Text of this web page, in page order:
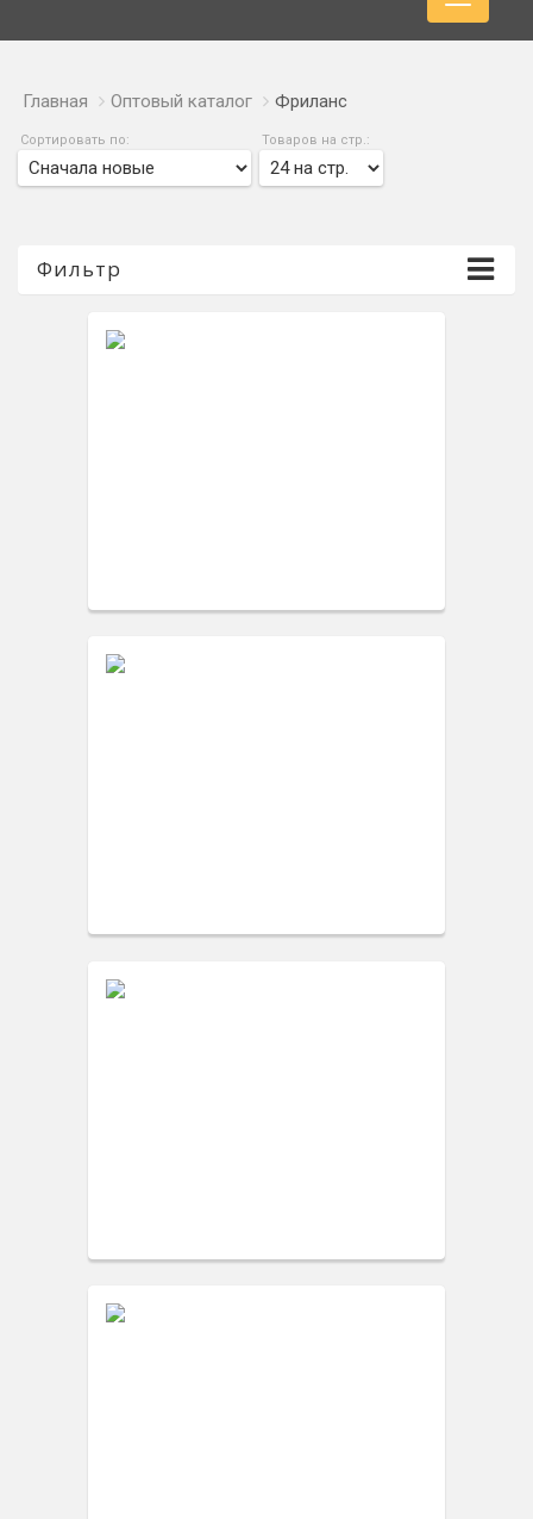
Главная Оптовый каталог Фриланс
Сортировать по: Товаров на стр.:
Фильтр